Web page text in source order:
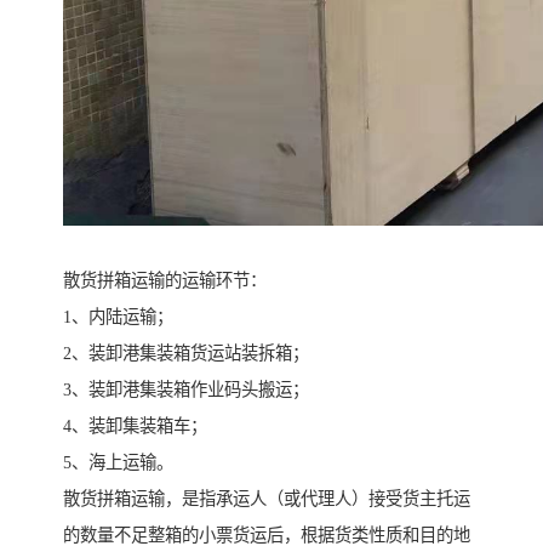
散货拼箱运输的运输环节：
1、内陆运输；
2、装卸港集装箱货运站装拆箱；
3、装卸港集装箱作业码头搬运；
4、装卸集装箱车；
5、海上运输。
散货拼箱运输，是指承运人（或代理人）接受货主托运
的数量不足整箱的小票货运后，根据货类性质和目的地